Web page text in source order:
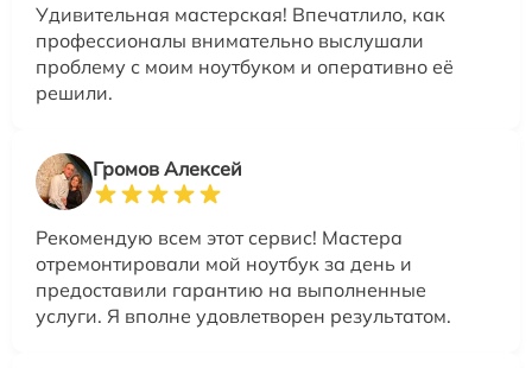
Удивительная мастерская! Впечатлило, как
профессионалы внимательно выслушали
проблему с моим ноутбуком и оперативно её
решили.
Громов Алексей
Рекомендую всем этот сервис! Мастера
отремонтировали мой ноутбук за день и
предоставили гарантию на выполненные
услуги. Я вполне удовлетворен результатом.